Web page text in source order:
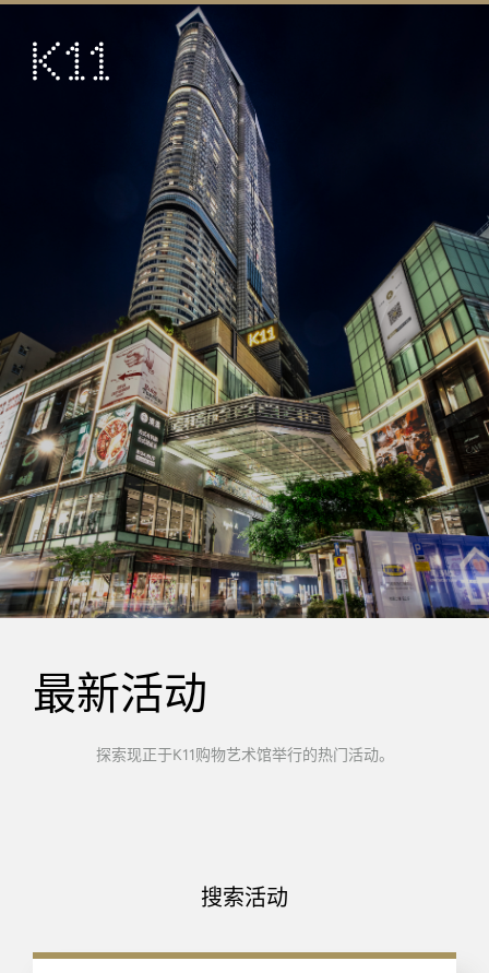
艺术及文化
优惠及推广
到访
关于 KLUB 11
最新活动
探索现正于K11购物艺术馆举行的热门活动。
搜索活动